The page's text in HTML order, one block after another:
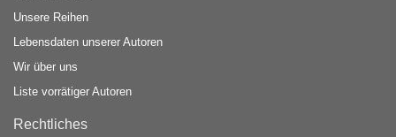
Unsere Reihen
Lebensdaten unserer Autoren
Wir über uns
Liste vorrätiger Autoren
Rechtliches